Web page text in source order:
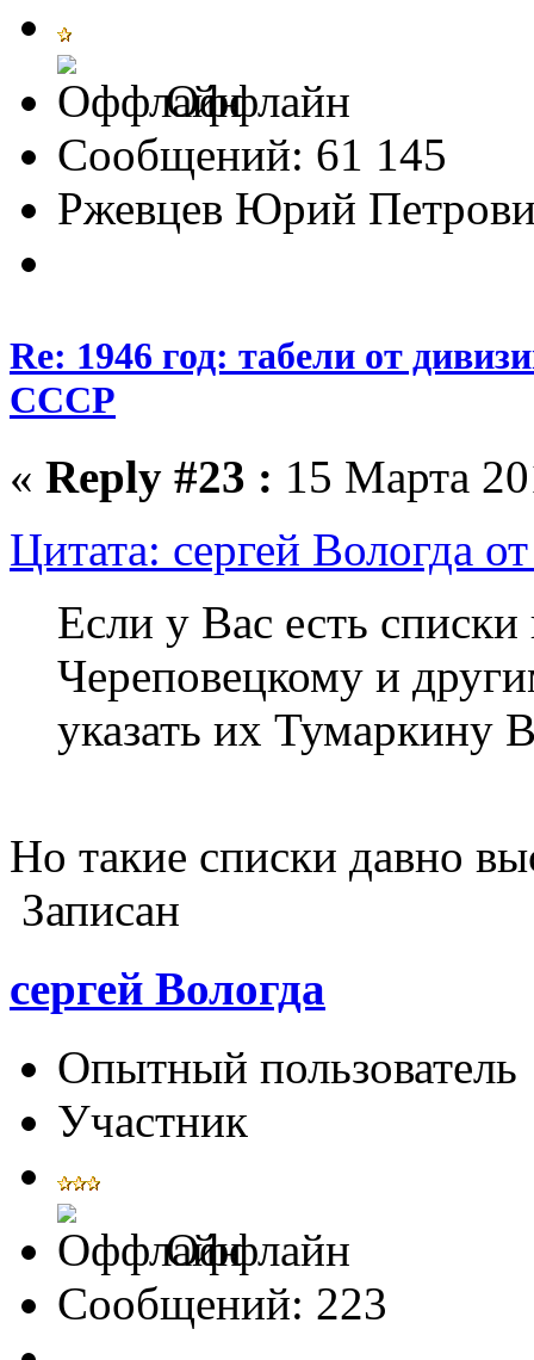
Оффлайн
Сообщений: 61 145
Ржевцев Юрий
Re: 1946 год: табели от
СССР
« Reply #23 : 15 Марта
Цитата: сергей Вологда
Если у Вас есть
Череповецкому и
указать их Тумаркину
Но такие списки давно
Записан
сергей Вологда
Опытный пользователь
Участник
Оффлайн
Сообщений: 223